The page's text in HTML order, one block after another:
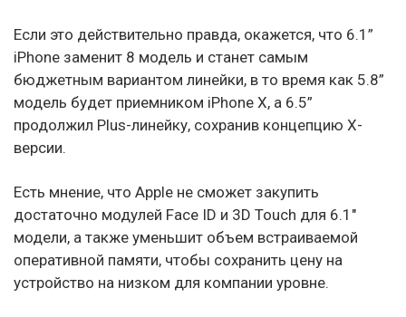
Если это действительно правда, окажется, что 6.1”
iPhone заменит 8 модель и станет самым
бюджетным вариантом линейки, в то время как 5.8”
модель будет приемником iPhone X, а 6.5”
продолжил Plus-линейку, сохранив концепцию X-
версии.
Есть мнение, что Apple не сможет закупить
достаточно модулей Face ID и 3D Touch для 6.1″
модели, а также уменьшит объем встраиваемой
оперативной памяти, чтобы сохранить цену на
устройство на низком для компании уровне.